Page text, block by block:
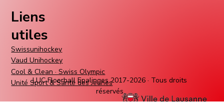
Liens
utiles
Swissunihockey
Vaud Unihockey
Cool & Clean · Swiss Olympic
Unité Sport & Santé des Jeunes
LUC Floorball Epalinges 2017-2026 · Tous droits
réservés